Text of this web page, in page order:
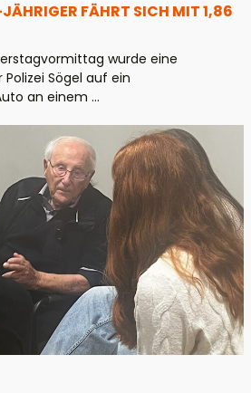
FÄHRT SICH MIT 1,86
wurde eine
Sögel auf ein
an einem ...